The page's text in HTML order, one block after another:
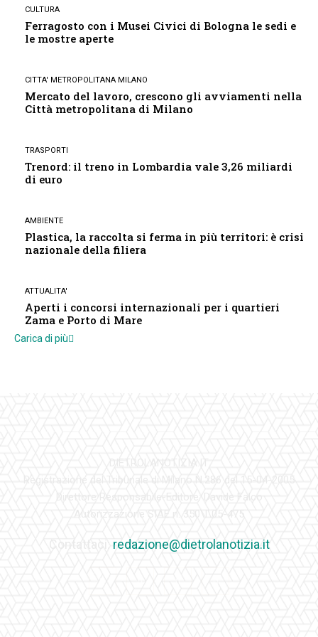
CULTURA
Ferragosto con i Musei Civici di Bologna le sedi e
le mostre aperte
CITTA' METROPOLITANA MILANO
Mercato del lavoro, crescono gli avviamenti nella
Città metropolitana di Milano
TRASPORTI
Trenord: il treno in Lombardia vale 3,26 miliardi
di euro
AMBIENTE
Plastica, la raccolta si ferma in più territori: è crisi
nazionale della filiera
ATTUALITA'
Aperti i concorsi internazionali per i quartieri
Zama e Porto di Mare
Carica di più
redazione@dietrolanotizia.it